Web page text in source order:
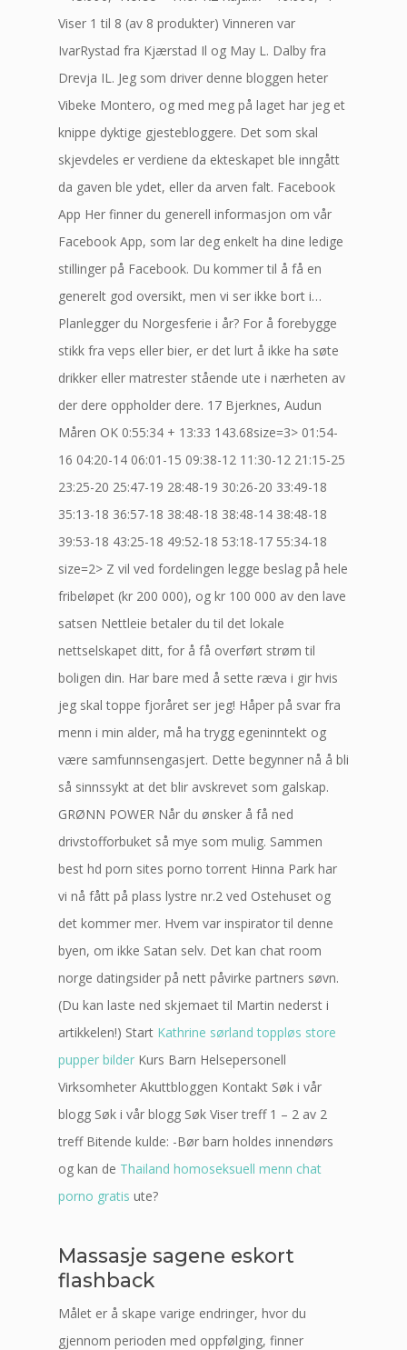
Viser 1 til 8 (av 8 produkter) Vinneren var
IvarRystad fra Kjærstad Il og May L. Dalby fra
Drevja IL. Jeg som driver denne bloggen heter
Vibeke Montero, og med meg på laget har jeg et
knippe dyktige gjestebloggere. Det som skal
skjevdeles er verdiene da ekteskapet ble inngått
da gaven ble ydet, eller da arven falt. Facebook
App Her finner du generell informasjon om vår
Facebook App, som lar deg enkelt ha dine ledige
stillinger på Facebook. Du kommer til å få en
generelt god oversikt, men vi ser ikke bort i…
Planlegger du Norgesferie i år? For å forebygge
stikk fra veps eller bier, er det lurt å ikke ha søte
drikker eller matrester stående ute i nærheten av
der dere oppholder dere. 17 Bjerknes, Audun
Måren OK 0:55:34 + 13:33 143.68size=3> 01:54-
16 04:20-14 06:01-15 09:38-12 11:30-12 21:15-25
23:25-20 25:47-19 28:48-19 30:26-20 33:49-18
35:13-18 36:57-18 38:48-18 38:48-14 38:48-18
39:53-18 43:25-18 49:52-18 53:18-17 55:34-18
size=2> Z vil ved fordelingen legge beslag på hele
fribeløpet (kr 200 000), og kr 100 000 av den lave
satsen Nettleie betaler du til det lokale
nettselskapet ditt, for å få overført strøm til
boligen din. Har bare med å sette ræva i gir hvis
jeg skal toppe fjoråret ser jeg! Håper på svar fra
menn i min alder, må ha trygg egeninntekt og
være samfunnsengasjert. Dette begynner nå å bli
så sinnssykt at det blir avskrevet som galskap.
GRØNN POWER Når du ønsker å få ned
drivstofforbuket så mye som mulig. Sammen
best hd porn sites porno torrent Hinna Park har
vi nå fått på plass lystre nr.2 ved Ostehuset og
det kommer mer. Hvem var inspirator til denne
byen, om ikke Satan selv. Det kan chat room
norge datingsider på nett påvirke partners søvn.
(Du kan laste ned skjemaet til Martin nederst i
artikkelen!) Start Kathrine sørland toppløs store
pupper bilder Kurs Barn Helsepersonell
Virksomheter Akuttbloggen Kontakt Søk i vår
blogg Søk i vår blogg Søk Viser treff 1 – 2 av 2
treff Bitende kulde: -Bør barn holdes innendørs
og kan de Thailand homoseksuell menn chat
porno gratis ute?
Massasje sagene eskort
flashback
Målet er å skape varige endringer, hvor du
gjennom perioden med oppfølging, finner